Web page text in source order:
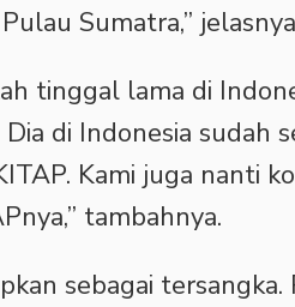
Sumatra,”
tinggal lama di
di Indonesia sudah
Kami juga nanti
tambahnya.
sebagai tersangka.